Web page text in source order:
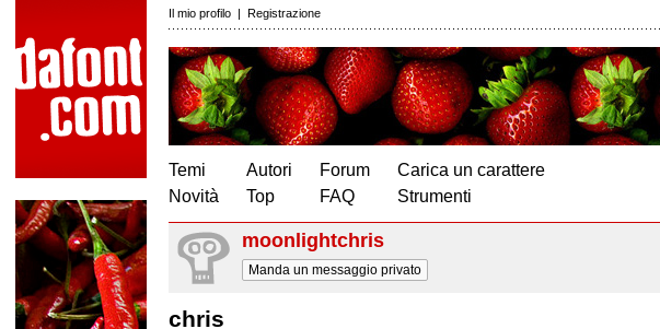
Il mio profilo | Registrazione
Temi
Novità
Autori
Top
Forum
FAQ
Carica un carattere
Strumenti
moonlightchris
Manda un messaggio privato
chris